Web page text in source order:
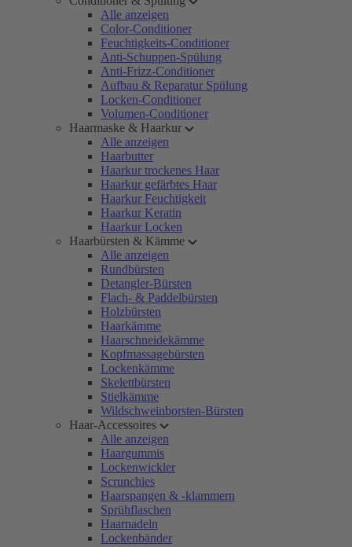
Alle anzeigen
Color-Conditioner
Feuchtigkeits-Conditioner
Anti-Schuppen-Spülung
Anti-Frizz-Conditioner
Aufbau & Reparatur Spülung
Locken-Conditioner
Volumen-Conditioner
Haarmaske & Haarkur
Alle anzeigen
Haarbutter
Haarkur trockenes Haar
Haarkur gefärbtes Haar
Haarkur Feuchtigkeit
Haarkur Keratin
Haarkur Locken
Haarbürsten & Kämme
Alle anzeigen
Rundbürsten
Detangler-Bürsten
Flach- & Paddelbürsten
Holzbürsten
Haarkämme
Haarschneidekämme
Kopfmassagebürsten
Lockenkämme
Skelettbürsten
Stielkämme
Wildschweinborsten-Bürsten
Haar-Accessoires
Alle anzeigen
Haargummis
Lockenwickler
Scrunchies
Haarspangen & -klammern
Sprühflaschen
Haarnadeln
Lockenbänder